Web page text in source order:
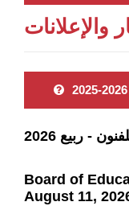
والإعلانات
- ربيع 2026
Board of
August 11,